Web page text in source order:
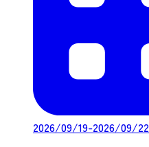
2026/09/19-2026/09/22